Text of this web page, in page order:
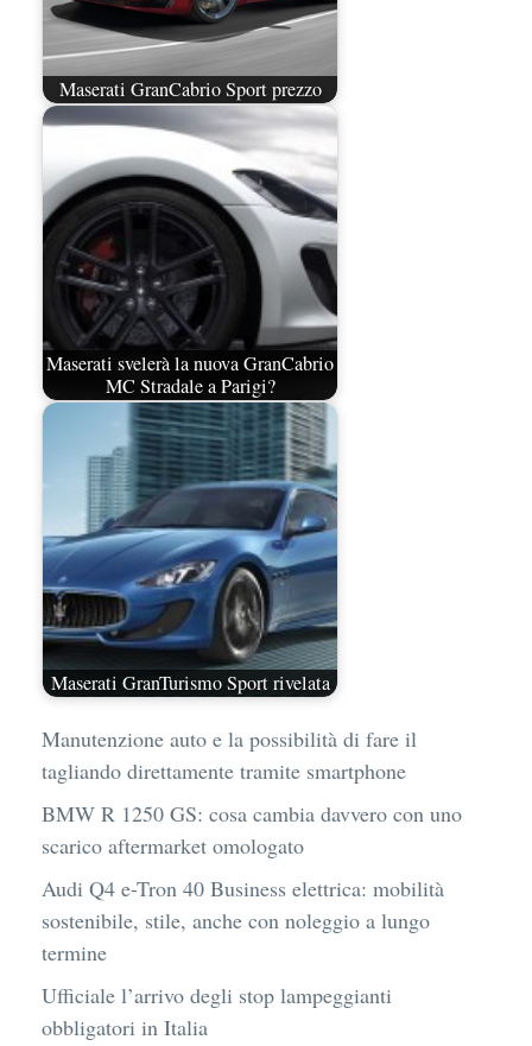
Maserati GranCabrio Sport prezzo
Maserati svelerà la nuova GranCabrio
MC Stradale a Parigi?
Maserati GranTurismo Sport rivelata
Manutenzione auto e la possibilità di fare il
tagliando direttamente tramite smartphone
BMW R 1250 GS: cosa cambia davvero con uno
scarico aftermarket omologato
Audi Q4 e-Tron 40 Business elettrica: mobilità
sostenibile, stile, anche con noleggio a lungo
termine
Ufficiale l’arrivo degli stop lampeggianti
obbligatori in Italia